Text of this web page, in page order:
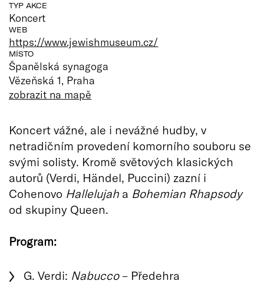
TYP AKCE
Koncert
WEB
https://www.jewishmuseum.cz/
MÍSTO
Španělská synagoga
Vězeňská 1, Praha
zobrazit na mapě
Koncert vážné, ale i nevážné hudby, v
netradičním provedení komorního souboru se
svými solisty. Kromě světových klasických
autorů (Verdi, Händel, Puccini) zazní i
Cohenovo Hallelujah a Bohemian Rhapsody
od skupiny Queen.
Program:
G. Verdi: Nabucco– Předehra